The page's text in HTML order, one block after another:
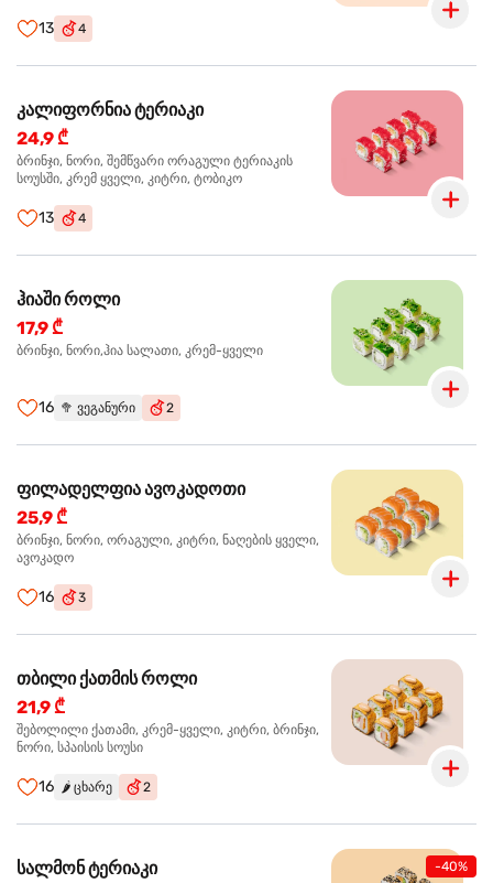
13 4
კალიფორნია ტერიაკი
24,9 ₾
ბრინჯი, ნორი, შემწვარი ორაგული ტერიაკის
სოუსში, კრემ ყველი, კიტრი, ტობიკო
13 4
ჰიაში როლი
17,9 ₾
ბრინჯი, ნორი,ჰია სალათი, კრემ-ყველი
16 🥦 ვეგანური 2
ფილადელფია ავოკადოთი
25,9 ₾
ბრინჯი, ნორი, ორაგული, კიტრი, ნაღების ყველი,
ავოკადო
16 3
თბილი ქათმის როლი
21,9 ₾
შებოლილი ქათამი, კრემ-ყველი, კიტრი, ბრინჯი,
ნორი, სპაისის სოუსი
16 🌶️ ცხარე 2
-40%
სალმონ ტერიაკი